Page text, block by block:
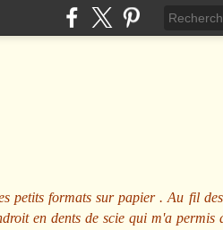
petits formats sur papier . Au fil
en dents de scie qui m'a permis